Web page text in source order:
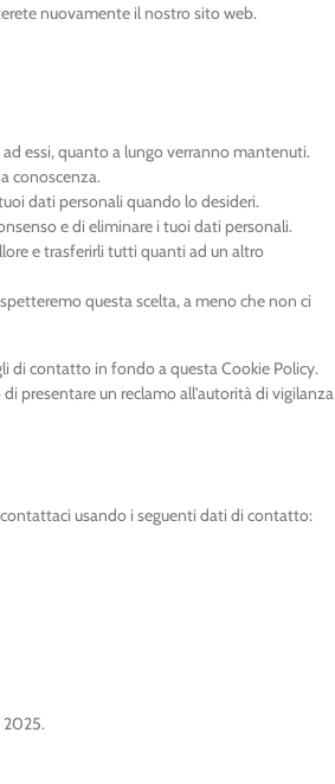
nuovamente il nostro sito web.
essi, quanto a lungo verranno mantenuti.
conoscenza.
dati personali quando lo desideri.
e di eliminare i tuoi dati personali.
e trasferirli tutti quanti ad un altro
questa scelta, a meno che non ci
di contatto in fondo a questa Cookie Policy.
presentare un reclamo all'autorità di vigilanza
usando i seguenti dati di contatto:
2025.